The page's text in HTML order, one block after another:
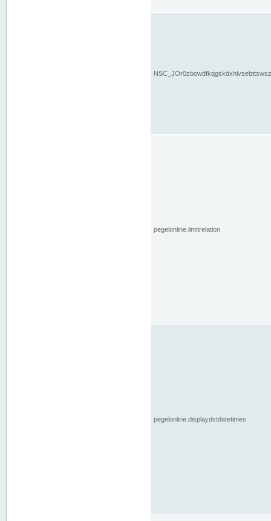
pegelonline.limitrelation
pegelonline.displaydstdatetimes